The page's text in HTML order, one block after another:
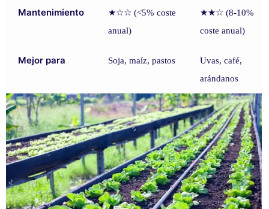
Mantenimiento
★☆☆ (<5% coste
anual)
★★☆ (8-10%
coste anual)
Mejor para Soja, maíz, pastos
Uvas, café,
arándanos